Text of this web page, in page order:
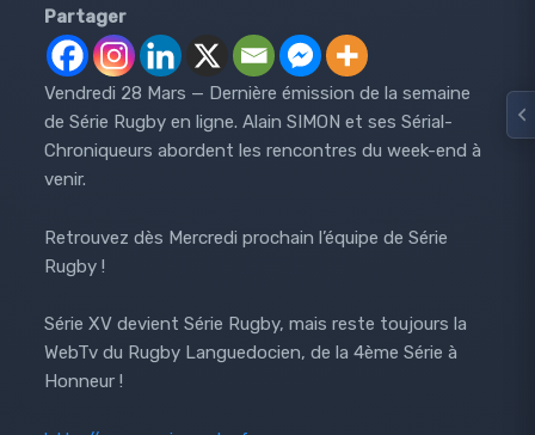
Partager
Vendredi 28 Mars — Dernière émission de la semaine
de Série Rugby en ligne. Alain SIMON et ses Sérial-
Chroniqueurs abordent les rencontres du week-end à
venir.
Retrouvez dès Mercredi prochain l’équipe de Série
Rugby !
Série XV devient Série Rugby, mais reste toujours la
WebTv du Rugby Languedocien, de la 4ème Série à
Honneur !